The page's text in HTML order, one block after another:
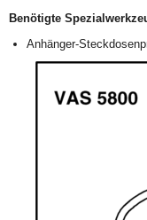
Benötigte
Anhänger-